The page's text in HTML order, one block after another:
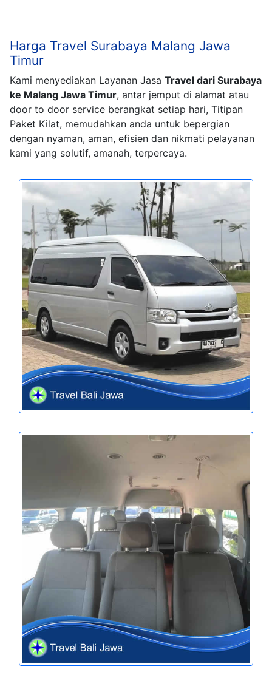
Harga Travel Surabaya Malang Jawa
Timur
Kami menyediakan Layanan Jasa Travel dari Surabaya
ke Malang Jawa Timur, antar jemput di alamat atau
door to door service berangkat setiap hari, Titipan
Paket Kilat, memudahkan anda untuk bepergian
dengan nyaman, aman, efisien dan nikmati pelayanan
kami yang solutif, amanah, terpercaya.